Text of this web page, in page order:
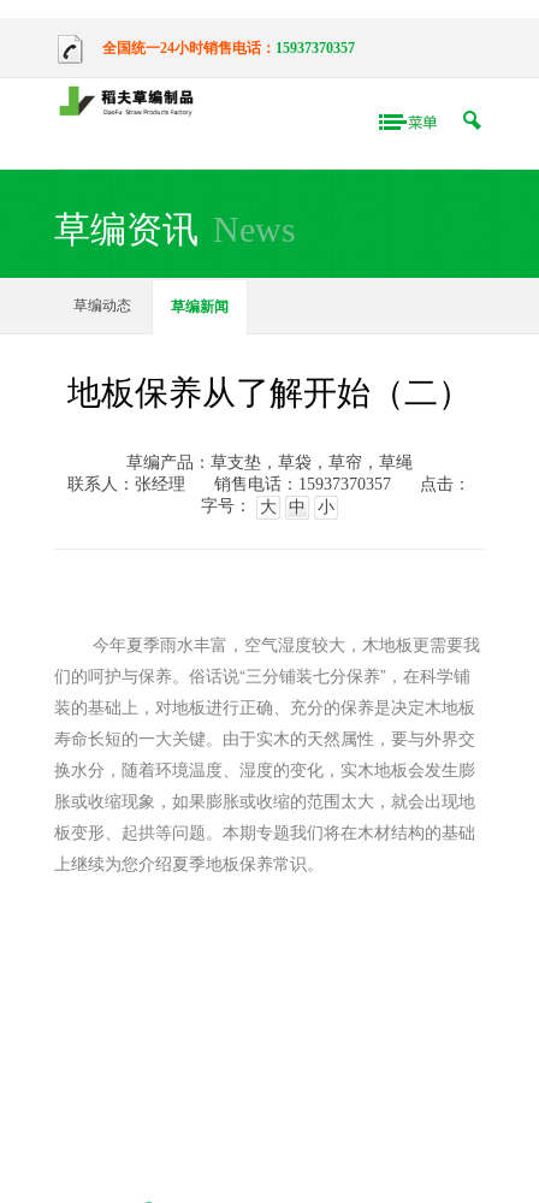
全国统一24小时销售电话： 15937370357
草编资讯 News
草编动态 草编新闻
地板保养从了解开始（二）
草编产品：草支垫，草袋，草帘，草绳
联系人：张经理
销售电话：15937370357
点击：
字号：
大 中 小
今年夏季雨水丰富，空气湿度较大，木地板更需要我
们的呵护与保养。俗话说“三分铺装七分保养”，在科学铺
装的基础上，对地板进行正确、充分的保养是决定木地板
寿命长短的一大关键。由于实木的天然属性，要与外界交
换水分，随着环境温度、湿度的变化，实木地板会发生膨
胀或收缩现象，如果膨胀或收缩的范围太大，就会出现地
板变形、起拱等问题。本期专题我们将在木材结构的基础
上继续为您介绍夏季地板保养常识。